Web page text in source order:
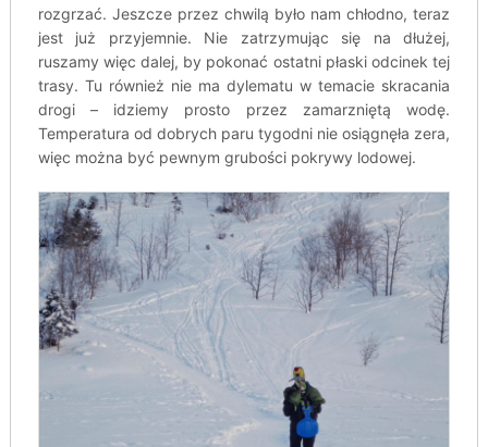
rozgrzać. Jeszcze przez chwilą było nam chłodno, teraz
jest już przyjemnie. Nie zatrzymując się na dłużej,
ruszamy więc dalej, by pokonać ostatni płaski odcinek tej
trasy. Tu również nie ma dylematu w temacie skracania
drogi – idziemy prosto przez zamarzniętą wodę.
Temperatura od dobrych paru tygodni nie osiągnęła zera,
więc można być pewnym grubości pokrywy lodowej.